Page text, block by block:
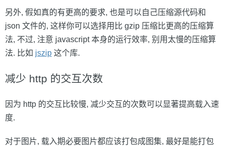
另外, 假如真的有更高的要求, 也是可以自己压缩源代码和
json 文件的, 这样你可以选择用比 gzip 压缩比更高的压缩算
法, 不过, 注意 javascript 本身的运行效率, 别用太慢的压缩算
法. 比如 jszip 这个库.
减少 http 的交互次数
因为 http 的交互比较慢, 减少交互的次数可以显著提高载入速
度.
对于图片, 载入期必要图片都应该打包成图集, 最好是能打包